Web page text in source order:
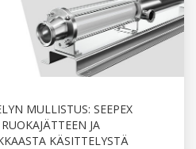
MULLISTUS: SEEPEX
JA
KÄSITTELYSTÄ